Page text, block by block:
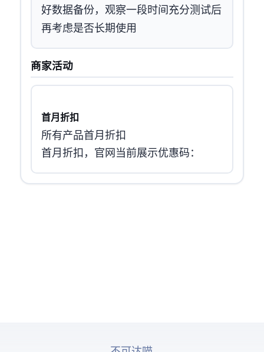
好数据备份，观察一段时间充分测试后
再考虑是否长期使用
商家活动
首月50%折扣
所有产品首月50%折扣
首月50%折扣，官网当前展示优惠码：FIRST50